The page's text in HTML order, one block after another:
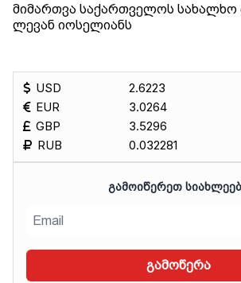
მიმართვა საქართველოს სახალხო
ლევან იოსელიანს
USD
EUR
GBP
RUB
2.6223
3.0264
3.5296
0.032281
ᲒᲐᲛᲝᲘᲬᲔᲠᲔᲗ
გამოწერა